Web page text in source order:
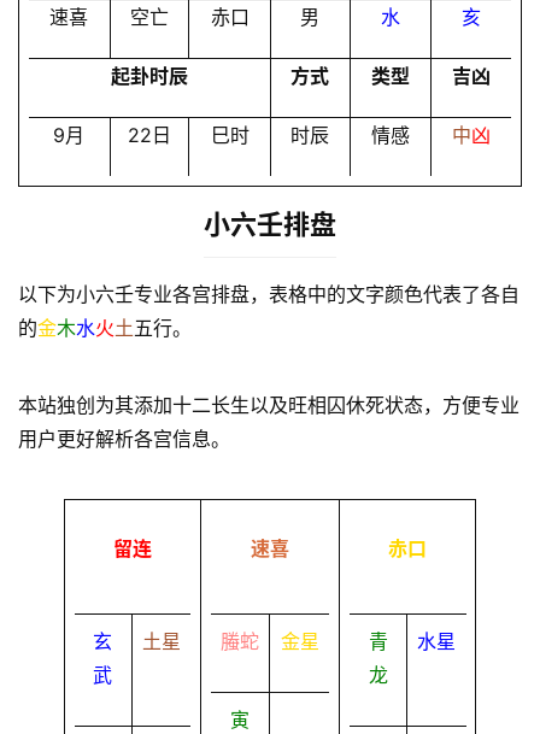
速喜 空亡 赤口 男 水 亥
起卦时辰 方式 类型 吉凶
9月 22日 巳时 时辰 情感 中凶
小六壬排盘
以下为小六壬专业各宫排盘，表格中的文字颜色代表了各自
的金木水火土五行。
本站独创为其添加十二长生以及旺相囚休死状态，方便专业
用户更好解析各宫信息。
留连
玄
武
土星
速喜
螣蛇 金星
寅
赤口
青
龙
水星